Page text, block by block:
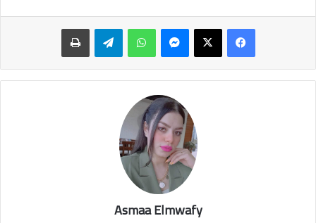
ماسنجر واتساب تيلقرام طباعة
Asmaa Elmwafy